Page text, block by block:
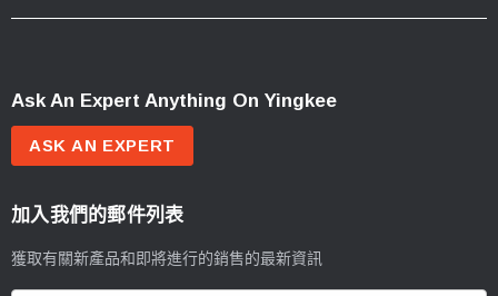
Ask An Expert Anything On Yingkee
ASK AN EXPERT
加入我們的郵件列表
獲取有關新產品和即將進行的銷售的最新資訊